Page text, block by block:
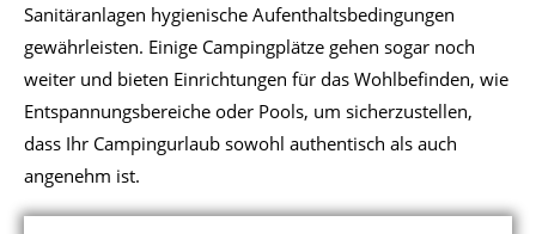
Sanitäranlagen hygienische Aufenthaltsbedingungen
gewährleisten. Einige Campingplätze gehen sogar noch
weiter und bieten Einrichtungen für das Wohlbefinden, wie
Entspannungsbereiche oder Pools, um sicherzustellen,
dass Ihr Campingurlaub sowohl authentisch als auch
angenehm ist.